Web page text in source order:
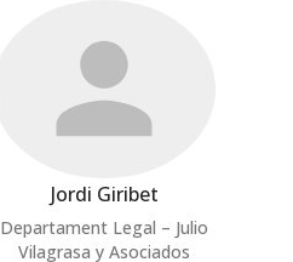
Jordi Giribet
Departament Legal – Julio
Vilagrasa y Asociados